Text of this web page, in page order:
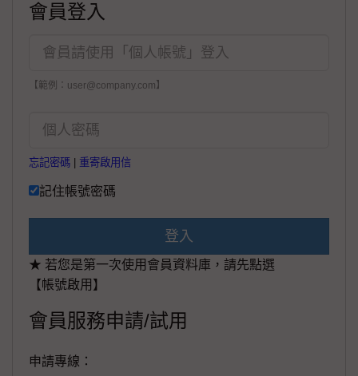
會員登入
【範例：user@company.com】
忘記密碼 重寄啟用信
記住帳號密碼
登入
★ 若您是第一次使用會員資料庫，請先點選
【帳號啟用】
會員服務申請/試用
申請專線：